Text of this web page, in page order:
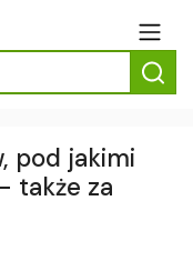
pod jakimi
także za